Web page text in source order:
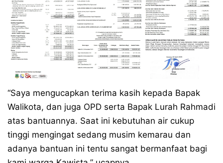
“Saya mengucapkan terima kasih kepada Bapak
Walikota, dan juga OPD serta Bapak Lurah Rahmadi
atas bantuannya. Saat ini kebutuhan air cukup
tinggi mengingat sedang musim kemarau dan
adanya bantuan ini tentu sangat bermanfaat bagi